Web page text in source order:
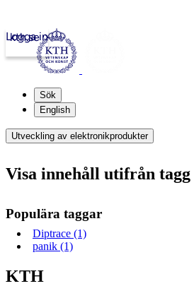
kth.se
Logga in
Sök
English
Utveckling av elektronikprodukter
Visa innehåll utifrån tagg
Populära taggar
Diptrace (1)
panik (1)
KTH